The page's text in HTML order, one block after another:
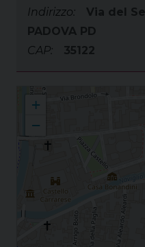
Indirizzo:
Via del
PADOVA PD
CAP:
35122
Fondazione "Emanuela Zancan"
+
−